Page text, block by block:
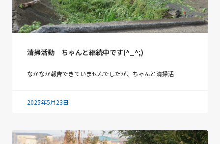
清掃活動 ちゃんと継続中です(^_^;)
なかなか報告できていませんでしたが、ちゃんと清掃活
2025年5月23日